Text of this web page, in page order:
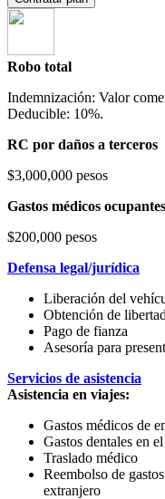
Robo total
Indemnización: Valor
Deducible: 10%.
RC por daños a terceros
$3,000,000 pesos
Gastos médicos ocupantes
$200,000 pesos
Defensa legal/jurídica
Liberación del
Obtención de
Pago de fianza
Asesoría para
Servicios de asistencia
Asistencia en viajes:
Gastos médicos de
Gastos dentales en
Traslado médico
Reembolso de
extranjero